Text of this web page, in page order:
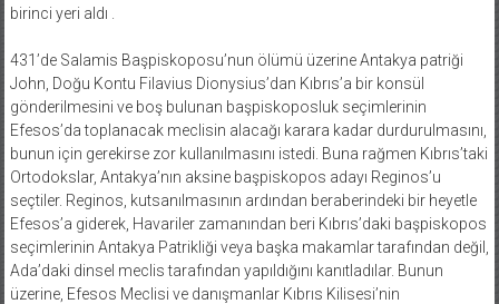
birinci yeri aldı .
431’de Salamis Başpiskoposu’nun ölümü üzerine Antakya patriği
John, Doğu Kontu Filavius Dionysius’dan Kıbrıs’a bir konsül
gönderilmesini ve boş bulunan başpiskoposluk seçimlerinin
Efesos’da toplanacak meclisin alacağı karara kadar durdurulmasını,
bunun için gerekirse zor kullanılmasını istedi. Buna rağmen Kıbrıs’taki
Ortodokslar, Antakya’nın aksine başpiskopos adayı Reginos’u
seçtiler. Reginos, kutsanılmasının ardından beraberindeki bir heyetle
Efesos’a giderek, Havariler zamanından beri Kıbrıs’daki başpiskopos
seçimlerinin Antakya Patrikliği veya başka makamlar tarafından değil,
Ada’daki dinsel meclis tarafından yapıldığını kanıtladılar. Bunun
üzerine, Efesos Meclisi ve danışmanlar Kıbrıs Kilisesi’nin